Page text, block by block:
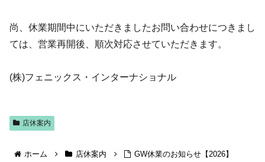
尚、休業期間中にいただきましたお問い合わせにつきまし
ては、営業再開後、順次対応させていただきます。
(株)フェニックス・インターナショナル
店休案内
ホーム 店休案内 GW休業のお知らせ【2026】